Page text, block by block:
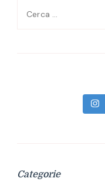
Ricerca
Categorie